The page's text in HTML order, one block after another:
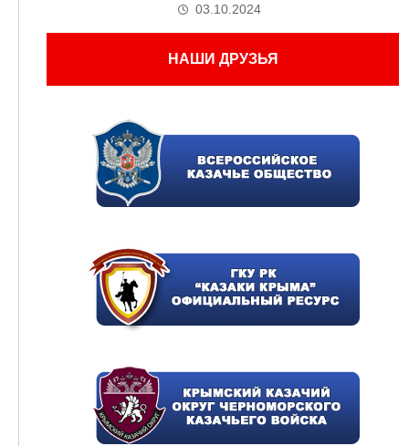
03.10.2024
НАШИ ДРУЗЬЯ